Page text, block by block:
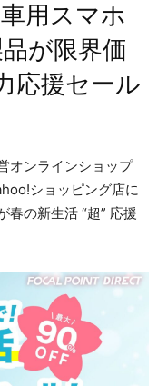
用スマホ
が限界価
応援セール
オンラインショップ
ショッピング店に
春の新生活 “超” 応援